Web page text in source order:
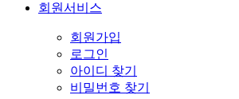
회원서비스
회원가입
로그인
아이디 찾기
비밀번호 찾기